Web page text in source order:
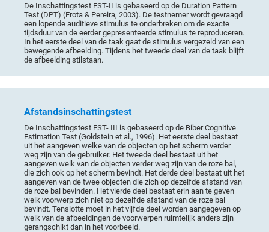
De Inschattingstest EST-II is gebaseerd op de Duration Pattern
Test (DPT) (Frota & Pereira, 2003). De testnemer wordt gevraagd
een lopende auditieve stimulus te onderbreken om de exacte
tijdsduur van de eerder gepresenteerde stimulus te reproduceren.
In het eerste deel van de taak gaat de stimulus vergezeld van een
bewegende afbeelding. Tijdens het tweede deel van de taak blijft
de afbeelding stilstaan.
Afstandsinschattingstest
De Inschattingstest EST- III is gebaseerd op de Biber Cognitive
Estimation Test (Goldstein et al., 1996). Het eerste deel bestaat
uit het aangeven welke van de objecten op het scherm verder
weg zijn van de gebruiker. Het tweede deel bestaat uit het
aangeven welk van de objecten verder weg zijn van de roze bal,
die zich ook op het scherm bevindt. Het derde deel bestaat uit het
aangeven van de twee objecten die zich op dezelfde afstand van
de roze bal bevinden. Het vierde deel bestaat erin aan te geven
welk voorwerp zich niet op dezelfde afstand van de roze bal
bevindt. Tenslotte moet in het vijfde deel worden aangegeven op
welk van de afbeeldingen de voorwerpen ruimtelijk anders zijn
gerangschikt dan in het voorbeeld.